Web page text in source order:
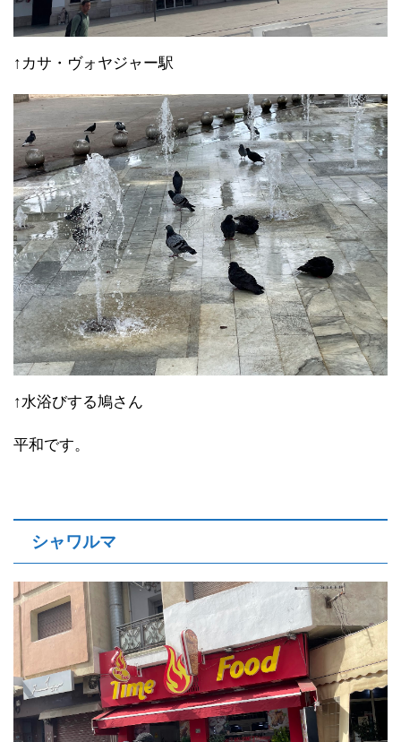
↑カサ・ヴォヤジャー駅
↑水浴びする鳩さん
平和です。
シャワルマ